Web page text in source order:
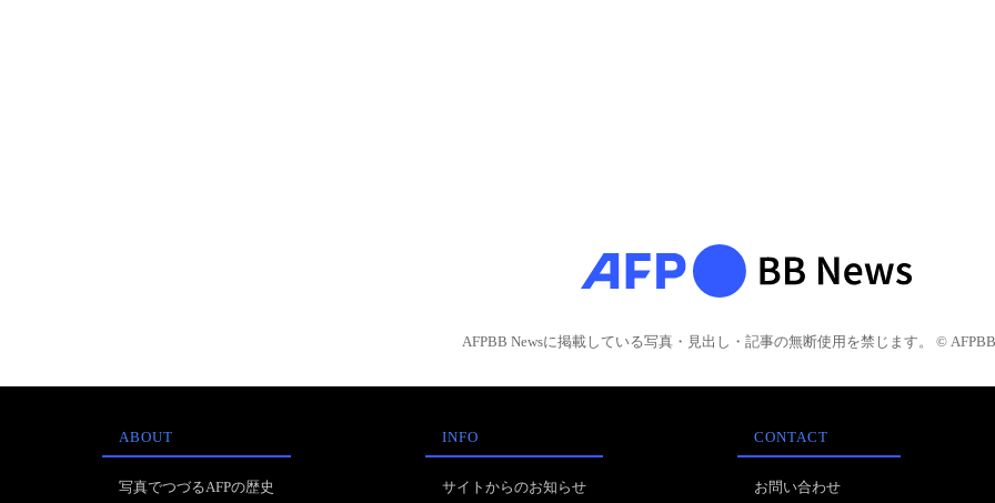
AFPBB Newsに掲載している写真・見出し・記事の無断使用を禁じます。 © AFPBB
ABOUT
写真でつづるAFPの歴史
INFO
サイトからのお知らせ
CONTACT
お問い合わせ